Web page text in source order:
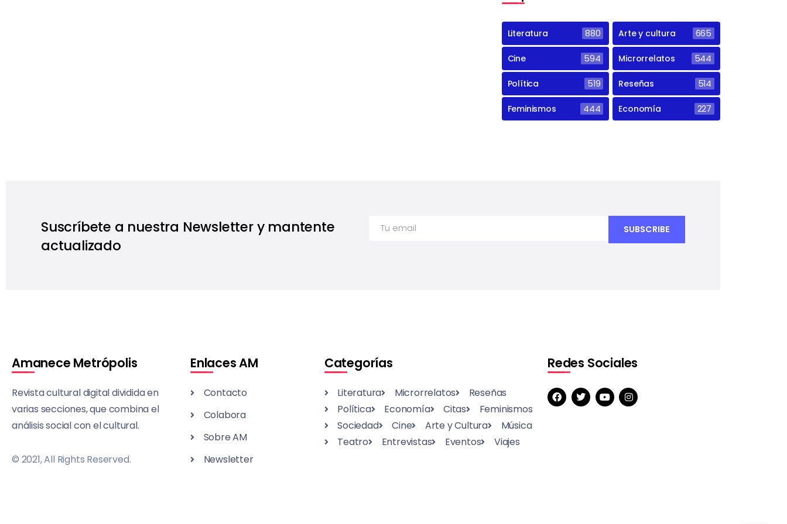
Literatura 880 Arte y cultura 665
Cine 594 Microrrelatos 544
Política 519 Reseñas 514
Feminismos 444 Economía 227
Suscríbete a nuestra Newsletter y mantente
actualizado
Amanece Metrópolis
Revista cultural digital dividida en
varias secciones, que combina el
análisis social con el cultural.
© 2021, All Rights Reserved.
Enlaces AM
Contacto
Colabora
Sobre AM
Newsletter
Categorías
Literatura Microrrelatos
Reseñas
Política
Economía Citas
Feminismos
Sociedad
Cine Arte y Cultura
Música
Teatro
Entrevistas Eventos Viajes
Redes Sociales